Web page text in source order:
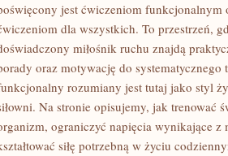
jest ćwiczeniom funkcjonalnym
dla wszystkich. To przestrzeń,
miłośnik ruchu znajdą
oraz motywację do
rozumiany jest tutaj jako styl
Na stronie opisujemy, jak trenować
ograniczyć napięcia wynikające z
siłę potrzebną w życiu